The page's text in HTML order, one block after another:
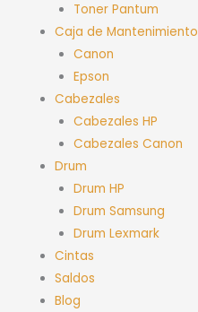
Toner Pantum
Caja de Mantenimiento
Canon
Epson
Cabezales
Cabezales HP
Cabezales Canon
Drum
Drum HP
Drum Samsung
Drum Lexmark
Cintas
Saldos
Blog